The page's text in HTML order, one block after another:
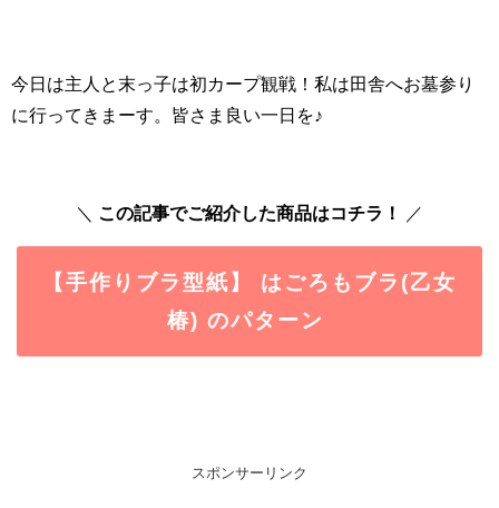
今日は主人と末っ子は初カープ観戦！私は田舎へお墓参り
に行ってきまーす。皆さま良い一日を♪
＼ この記事でご紹介した商品はコチラ！ ／
【手作りブラ型紙】 はごろもブラ(乙女
椿) のパターン
スポンサーリンク